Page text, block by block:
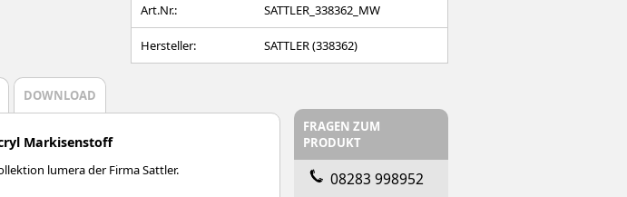
Art.Nr.: SATTLER_338362_MW
Hersteller: SATTLER (338362)
DOWNLOAD
Markisenstoff
lumera der Firma Sattler.
FRAGEN ZUM
PRODUKT
08283 998952